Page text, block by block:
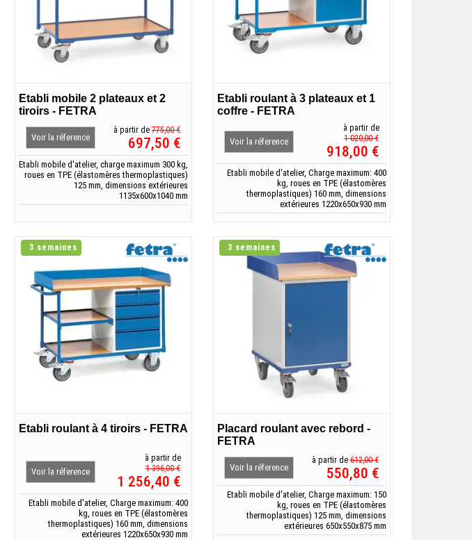
Etabli mobile 2 plateaux et 2
tiroirs - FETRA
Voir la réference
à partir de 775,00 €
697,50 €
Etabli mobile d'atelier, charge maximum 300 kg,
roues en TPE (élastomères thermoplastiques)
125 mm, dimensions extérieures
1135x600x1040 mm
Etabli roulant à 3 plateaux et 1
coffre - FETRA
Voir la réference
à partir de
1 020,00 €
918,00 €
Etabli mobile d'atelier, Charge maximum: 400
kg, roues en TPE (élastomères
thermoplastiques) 160 mm, dimensions
extérieures 1220x650x930 mm
3 semaines
Etabli roulant à 4 tiroirs - FETRA
Voir la réference
à partir de
1 396,00 €
1 256,40 €
Etabli mobile d'atelier, Charge maximum: 400
kg, roues en TPE (élastomères
thermoplastiques) 160 mm, dimensions
extérieures 1220x650x930 mm
3 semaines
Placard roulant avec rebord -
FETRA
Voir la réference
à partir de 612,00 €
550,80 €
Etabli mobile d'atelier, Charge maximum: 150
kg, roues en TPE (élastomères
thermoplastiques) 125 mm, dimensions
extérieures 650x550x875 mm